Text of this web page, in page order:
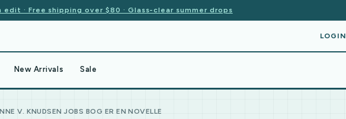
edit · Free shipping over $80 · Glass-clear summer drops
LOGIN
New Arrivals Sale
V. KNUDSEN JOBS BOG ER EN NOVELLE